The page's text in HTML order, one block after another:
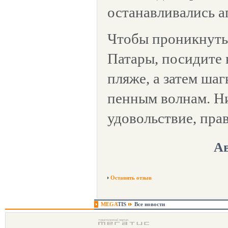
останавливались
Чтобы
Патары, посидите
пляже, а затем
пенным волнам.
удовольствие,
Оставить отзыв
MEGATIS Все новости